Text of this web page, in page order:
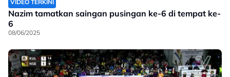
VIDEO TERKINI
Nazim tamatkan saingan pusingan ke-6 di tempat ke-
6
08/06/2025